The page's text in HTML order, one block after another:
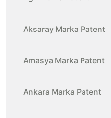
Aksaray Marka Patent
Amasya Marka Patent
Ankara Marka Patent